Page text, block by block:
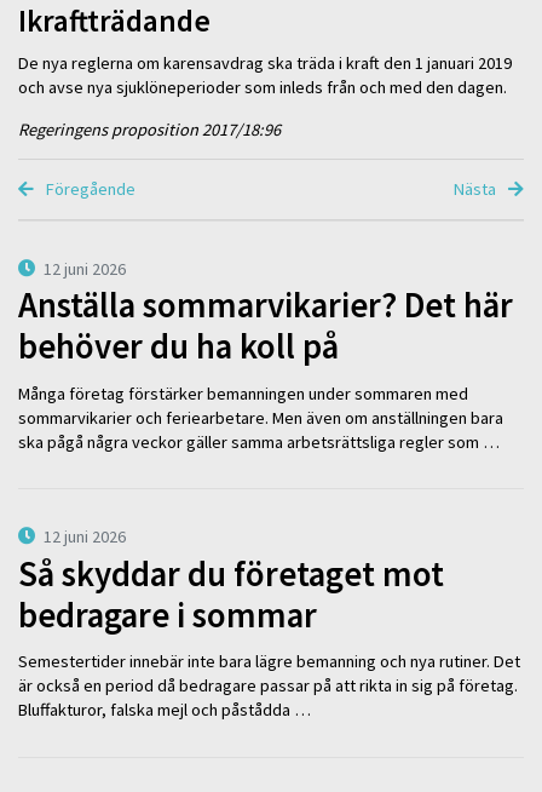
Ikraftträdande
De nya reglerna om karensavdrag ska träda i kraft den 1 januari 2019
och avse nya sjuklöneperioder som inleds från och med den dagen.
Regeringens proposition 2017/18:96
Föregående Nästa
12 juni 2026
Anställa sommarvikarier? Det här
behöver du ha koll på
Många företag förstärker bemanningen under sommaren med
sommarvikarier och feriearbetare. Men även om anställningen bara
ska pågå några veckor gäller samma arbetsrättsliga regler som …
12 juni 2026
Så skyddar du företaget mot
bedragare i sommar
Semestertider innebär inte bara lägre bemanning och nya rutiner. Det
är också en period då bedragare passar på att rikta in sig på företag.
Bluffakturor, falska mejl och påstådda …